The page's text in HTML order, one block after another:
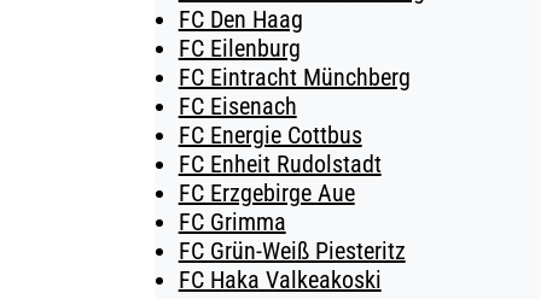
FC Den Haag
FC Eilenburg
FC Eintracht Münchberg
FC Eisenach
FC Energie Cottbus
FC Enheit Rudolstadt
FC Erzgebirge Aue
FC Grimma
FC Grün-Weiß Piesteritz
FC Haka Valkeakoski